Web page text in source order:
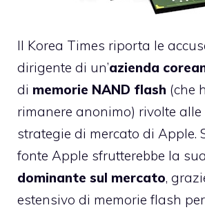
Il Korea Times riporta le
dirigente di un’azienda
di memorie NAND flash (che
rimanere anonimo) rivolte
strategie di mercato di Apple.
fonte Apple sfrutterebbe la sua
dominante sul mercato,
estensivo di memorie flash per